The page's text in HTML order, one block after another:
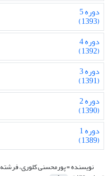
دوره 5
(1393)
دوره 4
(1392)
دوره 3
(1391)
دوره 2
(1390)
دوره 1
(1389)
نویسنده =پورمحسنی کلوری، فرشته